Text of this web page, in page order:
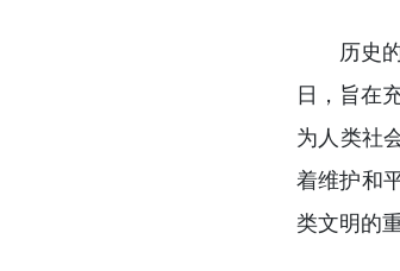
历史的
日，旨在
为人类社
着维护和
类文明的